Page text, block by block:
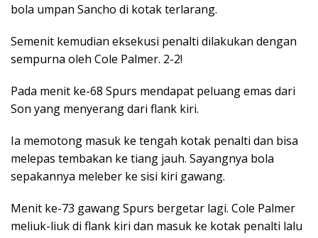
bola umpan Sancho di kotak terlarang.
Semenit kemudian eksekusi penalti dilakukan dengan
sempurna oleh Cole Palmer. 2-2!
Pada menit ke-68 Spurs mendapat peluang emas dari
Son yang menyerang dari flank kiri.
Ia memotong masuk ke tengah kotak penalti dan bisa
melepas tembakan ke tiang jauh. Sayangnya bola
sepakannya meleber ke sisi kiri gawang.
Menit ke-73 gawang Spurs bergetar lagi. Cole Palmer
meliuk-liuk di flank kiri dan masuk ke kotak penalti lalu